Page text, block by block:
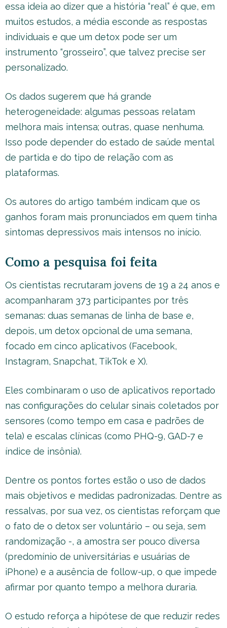
essa ideia ao dizer que a história “real” é que, em
muitos estudos, a média esconde as respostas
individuais e que um detox pode ser um
instrumento “grosseiro”, que talvez precise ser
personalizado.
Os dados sugerem que há grande
heterogeneidade: algumas pessoas relatam
melhora mais intensa; outras, quase nenhuma.
Isso pode depender do estado de saúde mental
de partida e do tipo de relação com as
plataformas.
Os autores do artigo também indicam que os
ganhos foram mais pronunciados em quem tinha
sintomas depressivos mais intensos no início.
Como a pesquisa foi feita
Os cientistas recrutaram jovens de 19 a 24 anos e
acompanharam 373 participantes por três
semanas: duas semanas de linha de base e,
depois, um detox opcional de uma semana,
focado em cinco aplicativos (Facebook,
Instagram, Snapchat, TikTok e X).
Eles combinaram o uso de aplicativos reportado
nas configurações do celular sinais coletados por
sensores (como tempo em casa e padrões de
tela) e escalas clínicas (como PHQ-9, GAD-7 e
índice de insônia).
Dentre os pontos fortes estão o uso de dados
mais objetivos e medidas padronizadas. Dentre as
ressalvas, por sua vez, os cientistas reforçam que
o fato de o detox ser voluntário – ou seja, sem
randomização -, a amostra ser pouco diversa
(predomínio de universitárias e usuárias de
iPhone) e a ausência de follow-up, o que impede
afirmar por quanto tempo a melhora duraria.
O estudo reforça a hipótese de que reduzir redes